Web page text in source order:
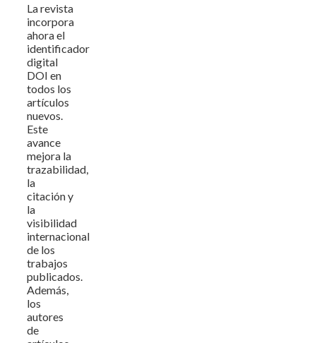
La revista
incorpora
ahora el
identificador
digital
DOI en
todos los
artículos
nuevos.
Este
avance
mejora la
trazabilidad,
la
citación y
la
visibilidad
internacional
de los
trabajos
publicados.
Además,
los
autores
de